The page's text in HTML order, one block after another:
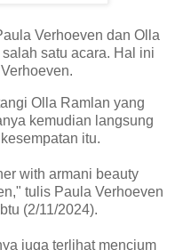
Verhoeven dan Olla
satu acara. Hal ini
Olla Ramlan yang
kemudian langsung
itu.
with armani beauty
tulis Paula Verhoeven
(2/11/2024).
juga terlihat mencium